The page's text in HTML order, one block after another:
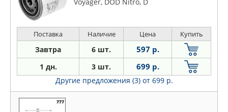
Voyager, DOD Nitro, D
Поставка Наличие Цена Купить
Завтра 6 шт. 597 р.
1 дн. 3 шт. 699 р.
Другие предложения (3) от 699 р.